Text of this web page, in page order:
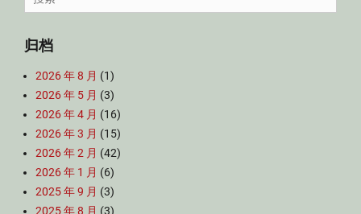
for:
归档
2026 年 8 月 (1)
2026 年 5 月 (3)
2026 年 4 月 (16)
2026 年 3 月 (15)
2026 年 2 月 (42)
2026 年 1 月 (6)
2025 年 9 月 (3)
2025 年 8 月 (3)